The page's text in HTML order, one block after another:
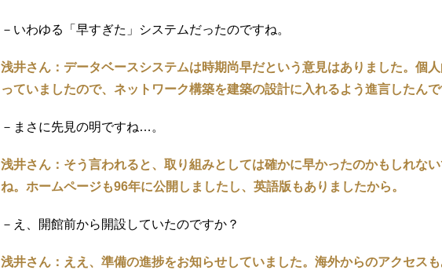
－いわゆる「早すぎた」システムだったのですね。
浅井さん：データベースシステムは時期尚早だという意見はありました。個
っていましたので、ネットワーク構築を建築の設計に入れるよう進言したんで
－まさに先見の明ですね…。
浅井さん：そう言われると、取り組みとしては確かに早かったのかもしれな
ね。ホームページも96年に公開しましたし、英語版もありましたから。
－え、開館前から開設していたのですか？
浅井さん：ええ、準備の進捗をお知らせしていました。海外からのアクセスも